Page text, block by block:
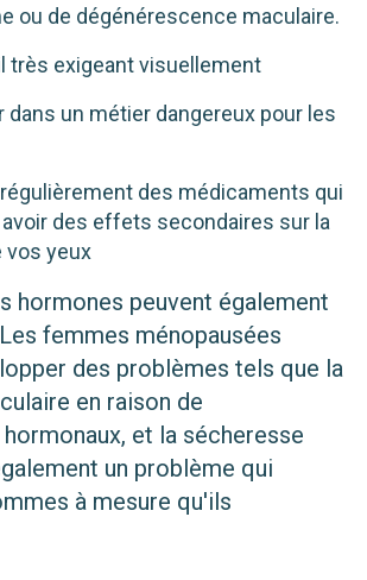
ou de dégénérescence maculaire.
très exigeant visuellement
dans un métier dangereux pour les
des médicaments qui
des effets secondaires sur la
vos yeux
hormones peuvent également
femmes ménopausées
des problèmes tels que la
en raison de
et la sécheresse
un problème qui
à mesure qu'ils